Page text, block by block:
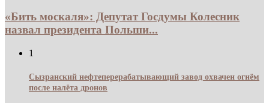
«Бить москаля»: Депутат Госдумы Колесник
назвал президента Польши...
1
Сызранский нефтеперерабатывающий завод охвачен огнём
после налёта дронов